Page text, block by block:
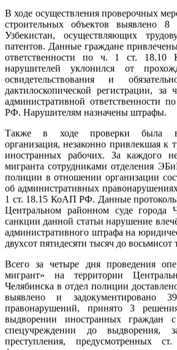
В ходе осуществления проверочных
строительных объектов выявлено 8
Узбекистан, осуществляющих
патентов. Данные граждане
ответственности по ч. 1 ст.
нарушителей уклонился от
освидетельствования и
дактилоскопической регистрации,
административной ответственности
РФ. Нарушителям назначены штрафы.
Также в ходе проверки была
организация, незаконно привлекшая к
иностранных рабочих. За каждого
мигранта сотрудниками отделения
полиции в отношении организации
об административных
1 ст. 18.15 КоАП РФ. Данные
Центральном районном суде города
санкции данной статьи нарушение
административного штрафа на
двухсот пятидесяти тысяч до восьмисот
Всего за четыре дня проведения
мигрант» на территории
Челябинска в отдел полиции
выявлено и задокументировано
правонарушений, принято 3
выдворении иностранных граждан
спецучреждении до выдворения,
преступления,